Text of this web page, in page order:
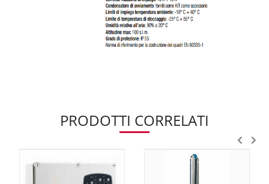
PRODOTTI CORRELATI